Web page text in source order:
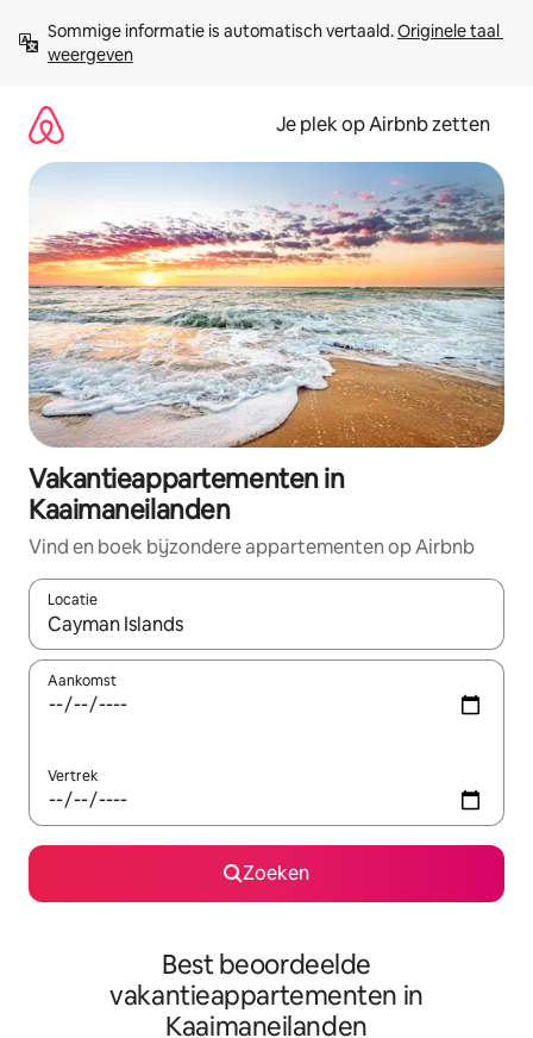
direct
naar
Sommige informatie is automatisch vertaald. Originele taal
weergeven
Je plek op Airbnb zetten
Vakantieappartementen in
Kaaimaneilanden
Vind en boek bijzondere appartementen op Airbnb
Locatie
Wanneer er resultaten beschikbaar zijn, maak je een keuze
Aankomst
Vertrek
Zoeken
Best beoordeelde
vakantieappartementen in
Kaaimaneilanden